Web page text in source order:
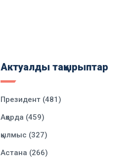
Актуалды тақырыптар
Президент (481)
Ақорда (459)
қылмыс (327)
Астана (266)